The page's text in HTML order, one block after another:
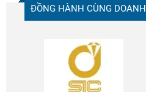
ĐỒNG HÀNH CÙNG